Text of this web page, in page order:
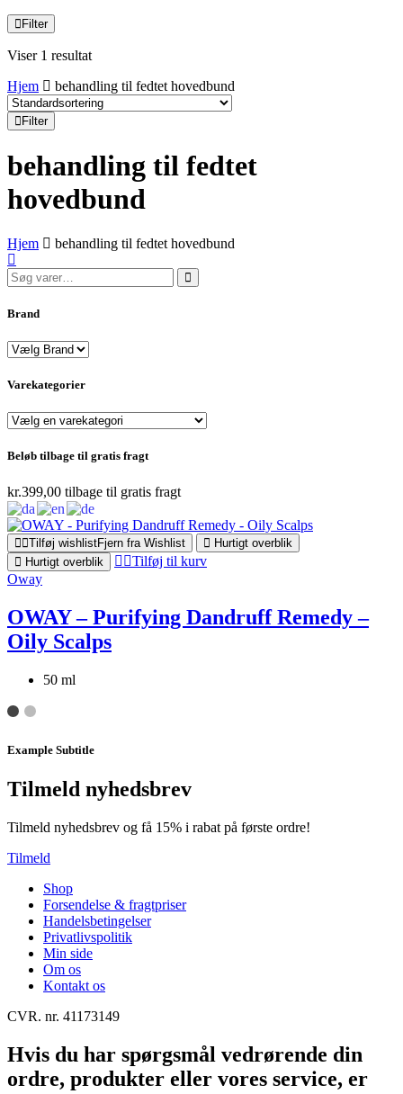
Filter
Viser 1 resultat
Hjem
behandling til fedtet hovedbund
Filter
behandling til fedtet
hovedbund
Hjem behandling til fedtet hovedbund
Søg
efter:
Brand
Varekategorier
Beløb tilbage til gratis fragt
kr.399,00 tilbage til gratis fragt
Tilføj wishlistFjern fra Wishlist
Hurtigt overblik
Hurtigt overblik
Tilføj til kurv
Oway
OWAY – Purifying Dandruff Remedy –
Oily Scalps
50 ml
Example Subtitle
Tilmeld nyhedsbrev
Tilmeld nyhedsbrev og få 15% i rabat på første ordre!
Tilmeld
Shop
Forsendelse & fragtpriser
Handelsbetingelser
Privatlivspolitik
Min side
Om os
Kontakt os
CVR. nr. 41173149
Hvis du har spørgsmål vedrørende din
ordre, produkter eller vores service, er